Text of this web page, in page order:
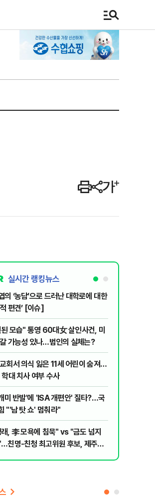
실시간 랭킹뉴스
루 지났는데 무더위 맹위 '낮 최고
햇빛 알레르기 증상·집에서 할 수
료법 [오늘 날씨]
고갈 보도’에 격노한 트럼프 “유출자
라”
·김민석, 제주서 분열보단 '통합·화
…정청래 "당 공격해 놓고 뻔뻔해"
즈 뒤흔드는 이란 강경파…“합의해
집힌다”
동도 해상서 모터보트 전복…1명
·1명 실종·3명 경상